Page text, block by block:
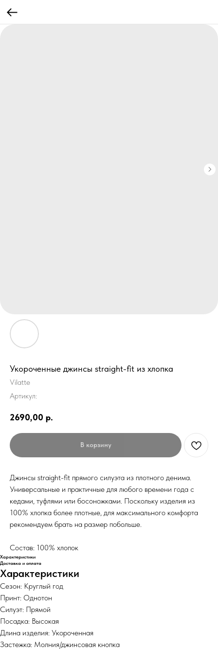
Укороченные джинсы straight-fit из хлопка
Vilatte
Артикул:
2690,00 р.
В корзину
Джинсы straight-fit прямого силуэта из плотного денима.
Универсальные и практичные для любого времени года с
кедами, туфлями или босоножками. Поскольку изделия из
100% хлопка более плотные, для максимального комфорта
рекомендуем брать на размер побольше.
Состав: 100% хлопок
Характеристики
Доставка и оплата
Характеристики
Сезон: Круглый год
Принт: Однотон
Силуэт: Прямой
Посадка: Высокая
Длина изделия: Укороченная
Застежка: Молния/джинсовая кнопка